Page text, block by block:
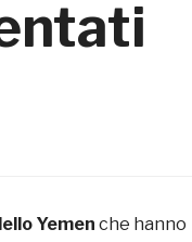
Yemen che hanno